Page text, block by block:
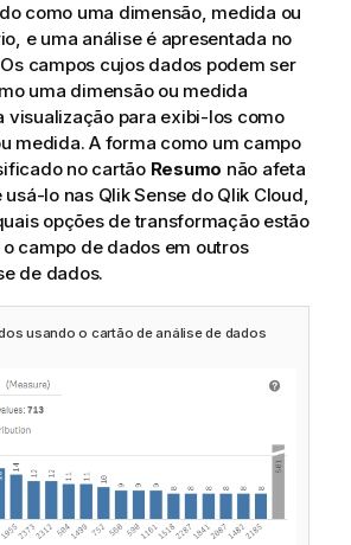
como uma dimensão, medida ou
e uma análise é apresentada no
campos cujos dados podem ser
uma dimensão ou medida
visualização para exibi-los como
medida. A forma como um campo
no cartão Resumo não afeta
usá-lo nas Qlik Sense do Qlik Cloud,
opções de transformação estão
campo de dados em outros
de dados.
usando o cartão de análise de dados